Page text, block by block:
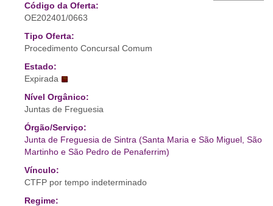
Código da Oferta:
OE202401/0663
Tipo Oferta:
Procedimento Concursal Comum
Estado:
Expirada
Nível Orgânico:
Juntas de Freguesia
Órgão/Serviço:
Junta de Freguesia de Sintra (Santa Maria e São Miguel, São
Martinho e São Pedro de Penaferrim)
Vínculo:
CTFP por tempo indeterminado
Regime: